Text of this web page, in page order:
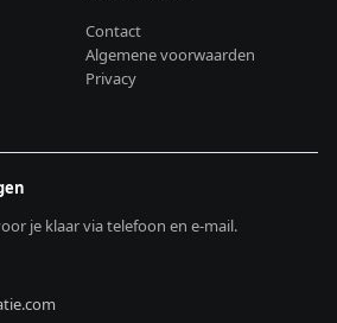
Contact
Algemene voorwaarden
Privacy
je klaar via telefoon en e-mail.